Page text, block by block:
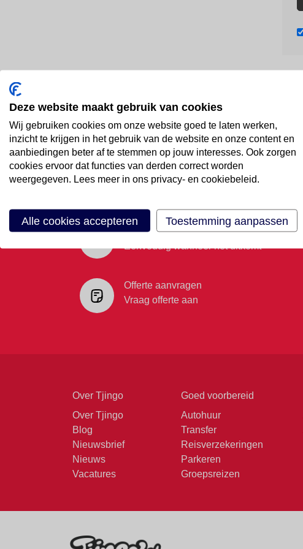
Bel ons
088 66 55 999
Mail ons
Maak een afspraak
Eenvoudig wanneer het uitkomt
Offerte aanvragen
Vraag offerte aan
Over Tjingo
Over Tjingo
Blog
Nieuwsbrief
Nieuws
Vacatures
Goed voorbereid
Autohuur
Transfer
Reisverzekeringen
Parkeren
Groepsreizen
Deze website maakt gebruik van cookies
Wij gebruiken cookies om onze website goed te laten werken,
inzicht te krijgen in het gebruik van de website en onze content en
aanbiedingen beter af te stemmen op jouw interesses. Ook zorgen
cookies ervoor dat functies van derden correct worden
weergegeven. Lees meer in ons privacy- en cookiebeleid.
Alle cookies accepteren Toestemming aanpassen